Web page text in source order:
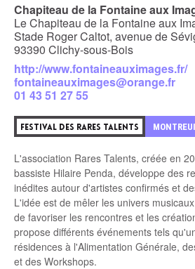
Chapiteau de la Fontaine aux
Le Chapiteau de la Fontaine aux
Stade Roger Caltot, avenue de
93390 Clichy-sous-Bois
http://www.fontaineauximages.fr/
fontaineauximages@orange.fr
01 43 51 27 55
FESTIVAL DES RARES TALENTS
L'association Rares Talents, créée en
bassiste Hilaire Penda, développe des
inédites autour d'artistes confirmés et
L'idée est de mêler les univers
de favoriser les rencontres et les
propose différents événements tels
résidences à l'Alimentation Générale,
et des Workshops.